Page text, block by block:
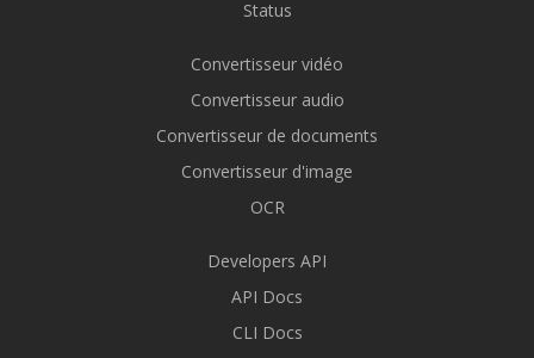
Status
Convertisseur vidéo
Convertisseur audio
Convertisseur de documents
Convertisseur d'image
OCR
Developers API
API Docs
CLI Docs